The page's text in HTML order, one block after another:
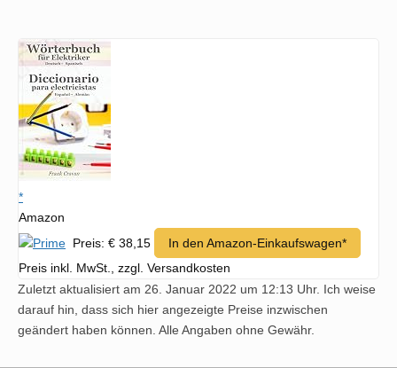
*
Amazon
Preis: € 38,15
In den Amazon-Einkaufswagen*
Preis inkl. MwSt., zzgl. Versandkosten
Zuletzt aktualisiert am 26. Januar 2022 um 12:13 Uhr. Ich weise
darauf hin, dass sich hier angezeigte Preise inzwischen
geändert haben können. Alle Angaben ohne Gewähr.